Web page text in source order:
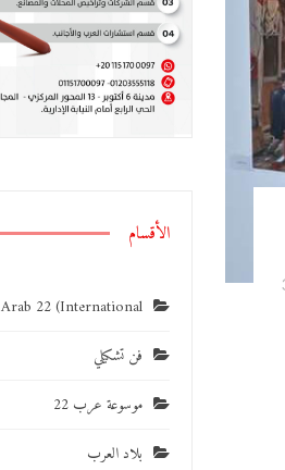
الأقسام
Arab 22 (International
فن تشكيلي
موسوعة عرب 22
بلاد العرب